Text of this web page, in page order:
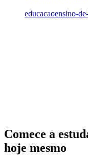
educacaoensino-
Comece a
hoje mesmo